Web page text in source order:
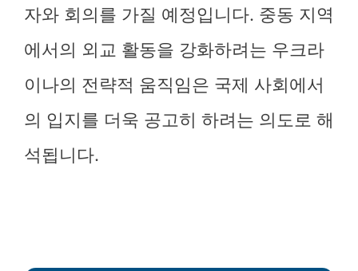
자와 회의를 가질 예정입니다. 중동 지역
에서의 외교 활동을 강화하려는 우크라
이나의 전략적 움직임은 국제 사회에서
의 입지를 더욱 공고히 하려는 의도로 해
석됩니다.